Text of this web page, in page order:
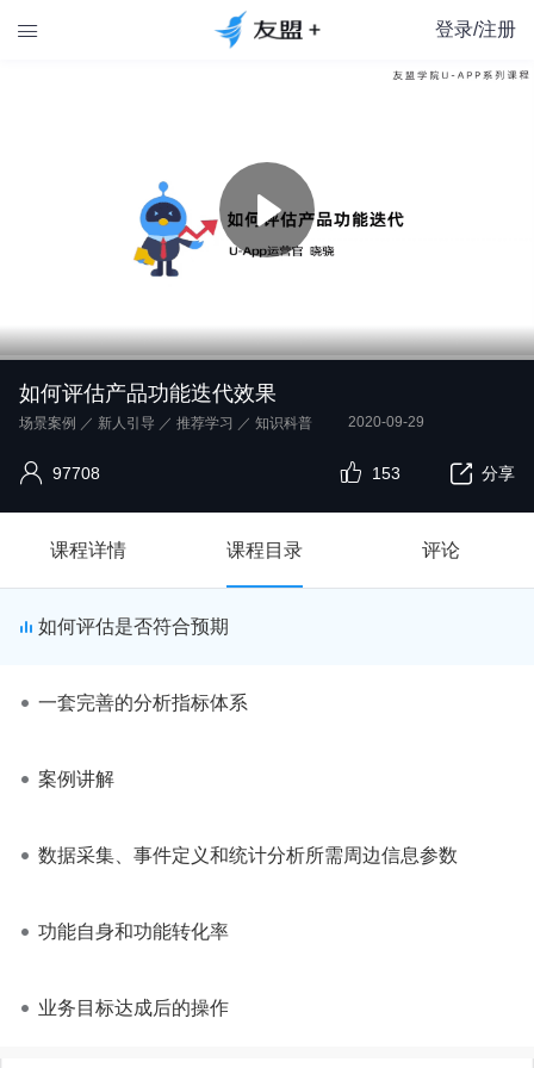
 登录/注册
如何评估产品功能迭代效果
场景案例 ／ 新人引导 ／ 推荐学习 ／ 知识科普 2020-09-29
97708 分享
153
课程详情 课程目录 评论
如何评估是否符合预期
一套完善的分析指标体系
案例讲解
数据采集、事件定义和统计分析所需周边信息参数
功能自身和功能转化率
业务目标达成后的操作